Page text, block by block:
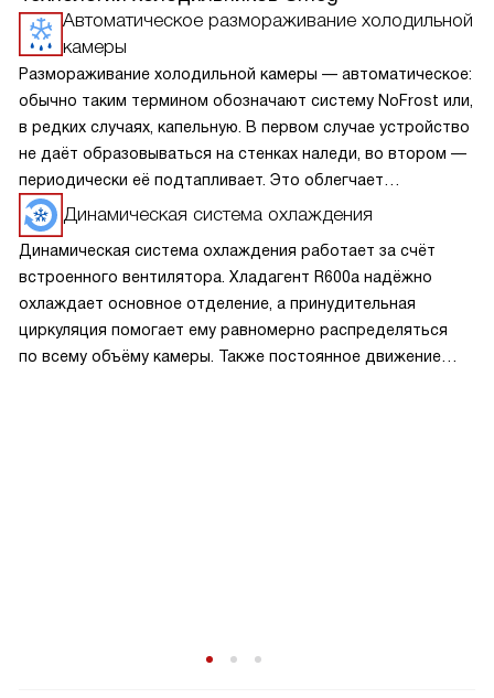
Автоматическое размораживание холодильной
камеры
Размораживание холодильной камеры — автоматическое:
обычно таким термином обозначают систему NoFrost или,
в редких случаях, капельную. В первом случае устройство
не даёт образовываться на стенках наледи, во втором —
периодически её подтапливает. Это облегчает
эксплуатацию.
Динамическая система охлаждения
Динамическая система охлаждения работает за счёт
встроенного вентилятора. Хладагент R600a надёжно
охлаждает основное отделение, а принудительная
циркуляция помогает ему равномерно распределяться
по всему объёму камеры. Также постоянное движение